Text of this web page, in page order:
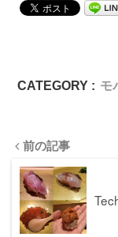
CATEGORY : モ
前の記事